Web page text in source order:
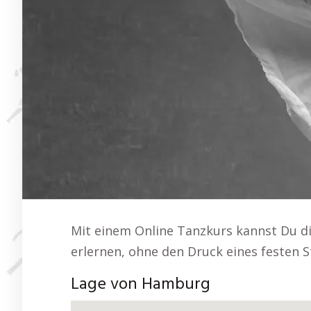
Mit einem Online Tanzkurs kannst Du
erlernen, ohne den Druck eines festen
Lage von Hamburg